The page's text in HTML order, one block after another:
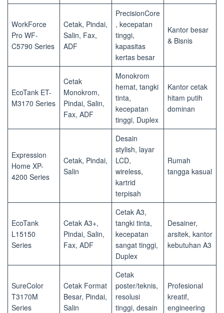
WorkForce
Pro WF-
C5790 Series
Cetak, Pindai,
Salin, Fax,
ADF
PrecisionCore
, kecepatan
tinggi,
kapasitas
kertas besar
Kantor besar
& Bisnis
EcoTank ET-
M3170 Series
Cetak
Monokrom,
Pindai, Salin,
Fax, ADF
Monokrom
hemat, tangki
tinta,
kecepatan
tinggi, Duplex
Kantor cetak
hitam putih
dominan
Expression
Home XP-
4200 Series
Cetak, Pindai,
Salin
Desain
stylish, layar
LCD,
wireless,
kartrid
terpisah
Rumah
tangga kasual
EcoTank
L15150
Series
Cetak A3+,
Pindai, Salin,
Fax, ADF
Cetak A3,
tangki tinta,
kecepatan
sangat tinggi,
Duplex
Desainer,
arsitek, kantor
kebutuhan A3
SureColor
T3170M
Series
Cetak Format
Besar, Pindai,
Salin
Cetak
poster/teknis,
resolusi
tinggi, desain
Profesional
kreatif,
engineering